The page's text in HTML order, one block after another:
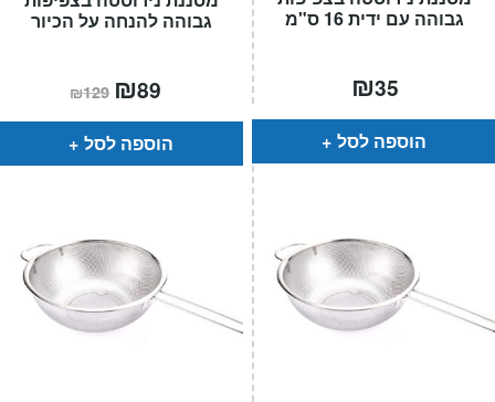
גבוהה להנחה על הכיור
₪129 המחיר
המקורי
היה:
₪129.
₪89
הוא:
הוספה לסל
גבוהה עם ידית 16 ס"מ
₪35
הוספה לסל